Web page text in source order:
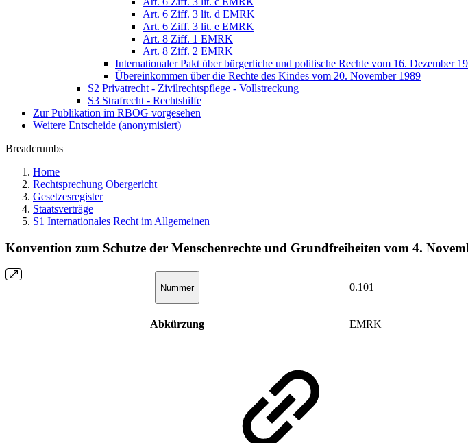
Art. 6 Ziff. 3 lit. d EMRK
Art. 6 Ziff. 3 lit. e EMRK
Art. 8 Ziff. 1 EMRK
Art. 8 Ziff. 2 EMRK
Internationaler Pakt über bürgerliche und politische Rechte vom 16. Dezember
Übereinkommen über die Rechte des Kindes vom 20. November 1989
S2 Privatrecht - Zivilrechtspflege - Vollstreckung
S3 Strafrecht - Rechtshilfe
Zur Publikation im RBOG vorgesehen
Weitere Entscheide (anonymisiert)
Breadcrumbs
Home
Rechtsprechung Obergericht
Gesetzesregister
Staatsverträge
S1 Internationales Recht im Allgemeinen
Konvention zum Schutze der Menschenrechte und Grundfreiheiten vom 4.
Nummer 0.101
Abkürzung EMRK